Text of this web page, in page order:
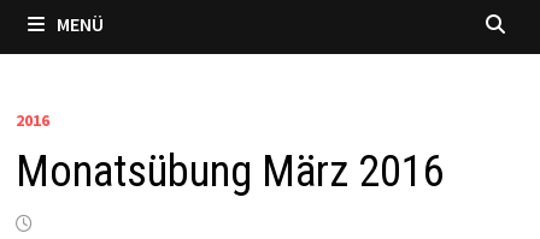
MENÜ
2016
Monatsübung März 2016